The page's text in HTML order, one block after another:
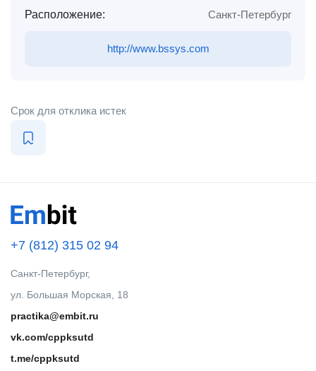
Расположение: Санкт-Петербург
http://www.bssys.com
Срок для отклика истек
+7 (812) 315 02 94
Санкт-Петербург,
ул. Большая Морская, 18
practika@embit.ru
vk.com/cppksutd
t.me/cppksutd